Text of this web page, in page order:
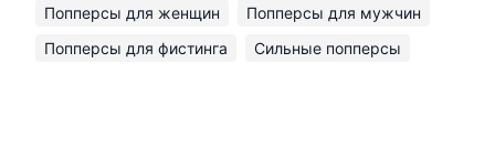
Попперсы для женщин
Попперсы для мужчин
Попперсы для фистинга
Сильные попперсы